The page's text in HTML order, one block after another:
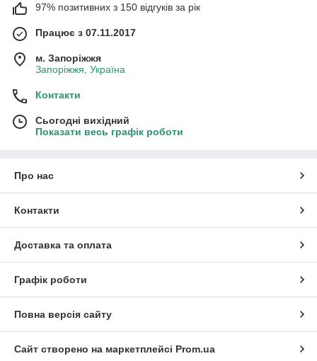
97% позитивних з 150 відгуків за рік
Працює з 07.11.2017
м. Запоріжжя
Запоріжжя, Україна
Контакти
Сьогодні вихідний
Показати весь графік роботи
Про нас
Контакти
Доставка та оплата
Графік роботи
Повна версія сайту
Сайт створено на маркетплейсі Prom.ua